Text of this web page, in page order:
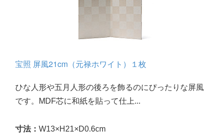
宝照 屏風21cm（元禄ホワイト）１枚
ひな人形や五月人形の後ろを飾るのにぴったりな屏風
です。MDF芯に和紙を貼って仕上...
寸法： W13×H21×D0.6cm